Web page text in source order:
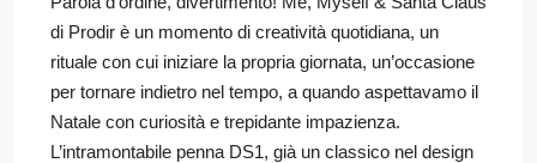
di Prodir è un momento di creatività quotidiana, un
rituale con cui iniziare la propria giornata, un’occasione
per tornare indietro nel tempo, a quando aspettavamo il
Natale con curiosità e trepidante impazienza.
L’intramontabile penna DS1, già un classico nel design